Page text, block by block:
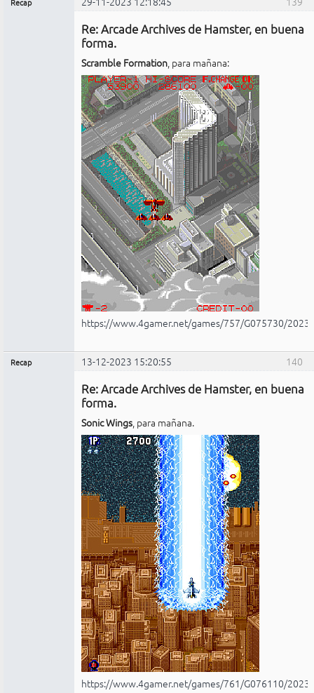
Re: Arcade Archives de Hamster, en buena
forma.
Scramble Formation , para mañana:
https://www.4gamer.net/games/757/G075730/
140
Recap 13-12-2023 15:20:55
Re: Arcade Archives de Hamster, en buena
forma.
Sonic Wings , para mañana.
https://www.4gamer.net/games/761/G076110/